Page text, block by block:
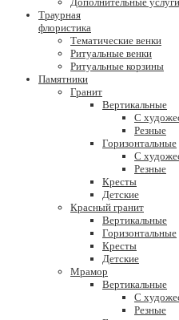
Траурная
флористика
Тематические венки
Ритуальные венки
Ритуальные корзины
Памятники
Гранит
Вертикальные
С
Резные
Горизонтальные
С
Резные
Кресты
Детские
Красный гранит
Вертикальные
Горизонтальные
Кресты
Детские
Мрамор
Вертикальные
С
Резные